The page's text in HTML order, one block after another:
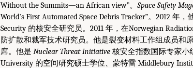
Without the Summits—an African view”。 Space Safety
World’s First Automated Space Debris Tracker”。2012 年
Security 的核安全研究员。2011 年，在Norwegian
防扩散和裁军技术研究员。他是裂变材料工作组成员和
席。他是 Nuclear Threat Initiative 核安全指数国际专家小
University 的空间研究硕士学位、蒙特雷 Middlebury